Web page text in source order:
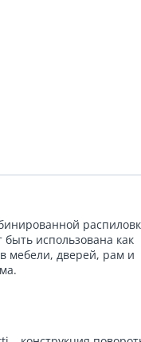
использована как
мебели, дверей, рам и